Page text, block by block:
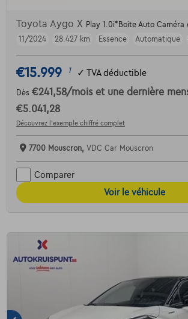
Toyota Aygo X Play 1.0i*Boite Auto Caméra
11/2024
28.427 km Essence Automatique
€15.999 1 ✓ TVA déductible
Dès €241,58/mois et une dernière
€5.041,28
Découvrez l’exemple chiffré complet
7700 Mouscron, VDC Car Mouscron
Comparer
Voir le véhicule